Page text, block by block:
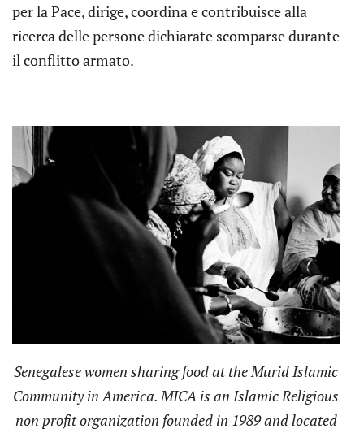
per la Pace, dirige, coordina e contribuisce alla
ricerca delle persone dichiarate scomparse durante
il conflitto armato.
Senegalese women sharing food at the Murid Islamic
Community in America. MICA is an Islamic Religious
non profit organization founded in 1989 and located